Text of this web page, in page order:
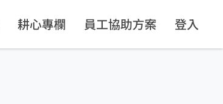
耕心專欄 員工協助方案 登入